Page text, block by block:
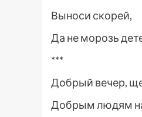
Выноси скорей,
Да не морозь
***
Добрый вечер,
Добрым людям